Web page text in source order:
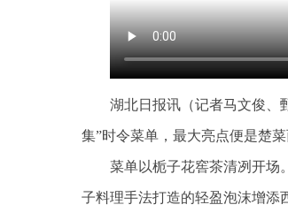
湖北日报讯（记者马文俊、
集”时令菜单，最大亮点便是楚菜
菜单以栀子花窖茶清冽开
子料理手法打造的轻盈泡沫增添